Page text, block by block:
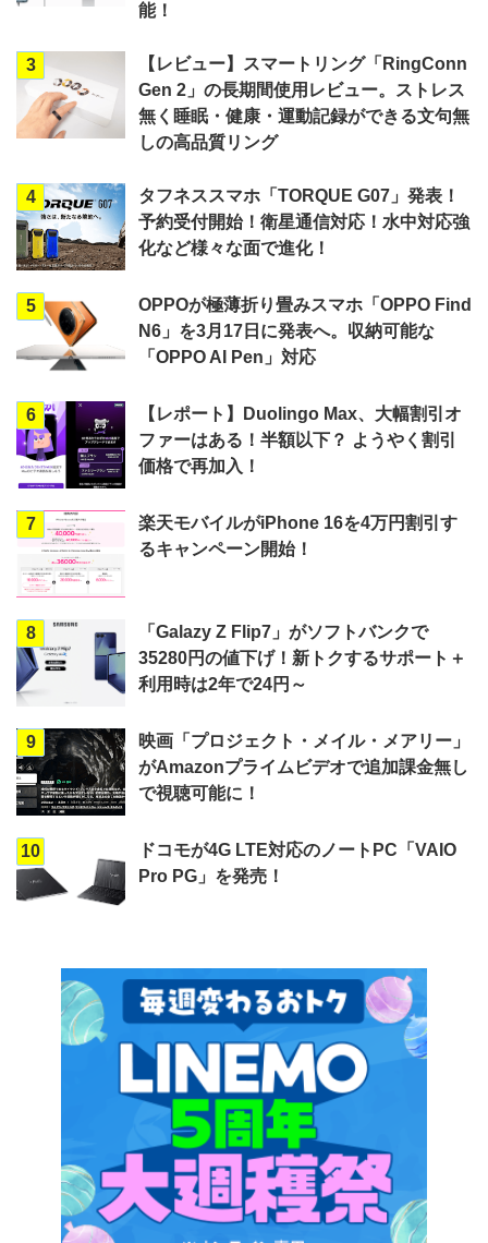
能！
3
【レビュー】スマートリング「RingConn
Gen 2」の長期間使用レビュー。ストレス
無く睡眠・健康・運動記録ができる文句無
しの高品質リング
4
タフネススマホ「TORQUE G07」発表！
予約受付開始！衛星通信対応！水中対応強
化など様々な面で進化！
5
OPPOが極薄折り畳みスマホ「OPPO Find
N6」を3月17日に発表へ。収納可能な
「OPPO AI Pen」対応
6
【レポート】Duolingo Max、大幅割引オ
ファーはある！半額以下？ ようやく割引
価格で再加入！
7
楽天モバイルがiPhone 16を4万円割引す
るキャンペーン開始！
8
「Galazy Z Flip7」がソフトバンクで
35280円の値下げ！新トクするサポート＋
利用時は2年で24円～
9
映画「プロジェクト・メイル・メアリー」
がAmazonプライムビデオで追加課金無し
で視聴可能に！
10
ドコモが4G LTE対応のノートPC「VAIO
Pro PG」を発売！